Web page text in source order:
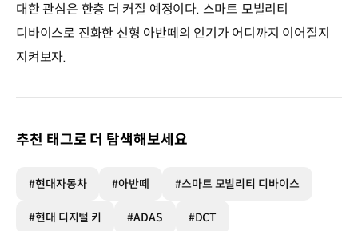
대한 관심은 한층 더 커질 예정이다. 스마트 모빌리티
디바이스로 진화한 신형 아반떼의 인기가 어디까지 이어질지
지켜보자.
추천 태그로 더 탐색해보세요
#현대자동차 #아반떼 #스마트 모빌리티 디바이스
#현대 디지털 키 #ADAS #DCT